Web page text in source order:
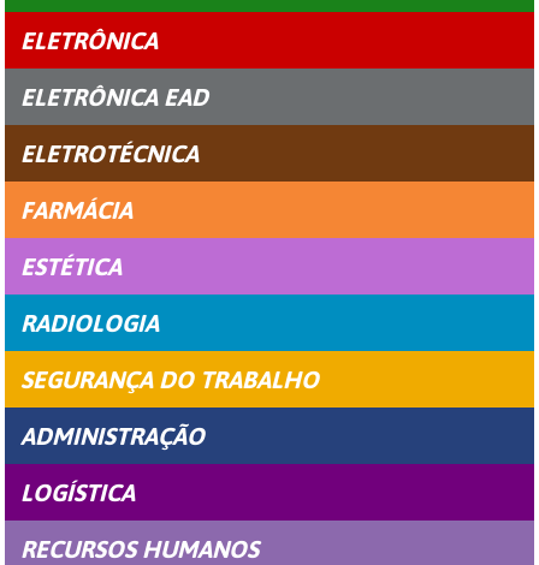
ELETRÔNICA
ELETRÔNICA EAD
ELETROTÉCNICA
FARMÁCIA
ESTÉTICA
RADIOLOGIA
SEGURANÇA DO TRABALHO
ADMINISTRAÇÃO
LOGÍSTICA
RECURSOS HUMANOS